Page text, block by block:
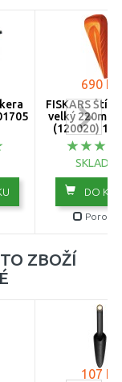
690 Kč
FISKARS
velký 220mm
(120020)
DO
ZBOŽÍ
107 Kč